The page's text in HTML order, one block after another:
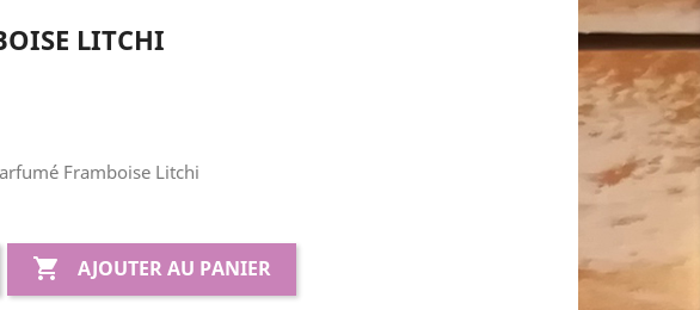
LITCHI
Framboise Litchi
 AJOUTER AU PANIER